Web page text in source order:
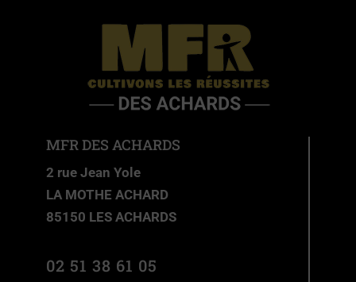
MFR DES ACHARDS
2 rue Jean Yole
LA MOTHE ACHARD
85150 LES ACHARDS
02 51 38 61 05